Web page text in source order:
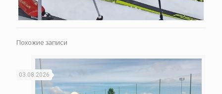
Похожие записи
03.08.2026